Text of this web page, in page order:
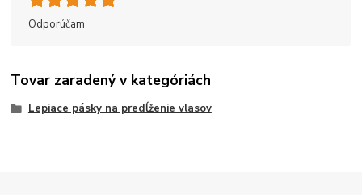
Odporúčam
Tovar zaradený v kategóriách
Lepiace pásky na predĺženie vlasov